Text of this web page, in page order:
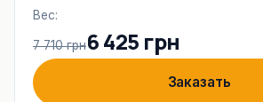
Вес:
7 710 грн6 425 грн
Заказать